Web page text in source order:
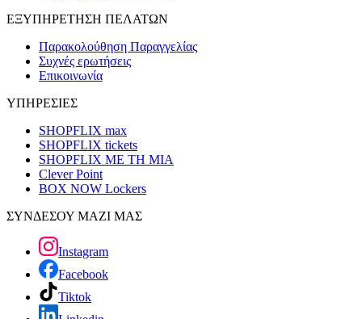
ΕΞΥΠΗΡΕΤΗΣΗ ΠΕΛΑΤΩΝ
Παρακολούθηση Παραγγελίας
Συχνές ερωτήσεις
Επικοινωνία
ΥΠΗΡΕΣΙΕΣ
SHOPFLIX max
SHOPFLIX tickets
SHOPFLIX ΜΕ ΤΗ ΜΙΑ
Clever Point
BOX NOW Lockers
ΣΥΝΔΕΣΟΥ ΜΑΖΙ ΜΑΣ
Instagram
Facebook
Tiktok